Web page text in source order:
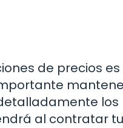
de precios
los
al contratar